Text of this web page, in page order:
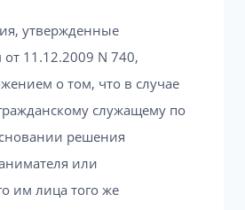
утвержденные
11.12.2009 N 740,
о том, что в случае
служащему по
решения
или
им лица того же